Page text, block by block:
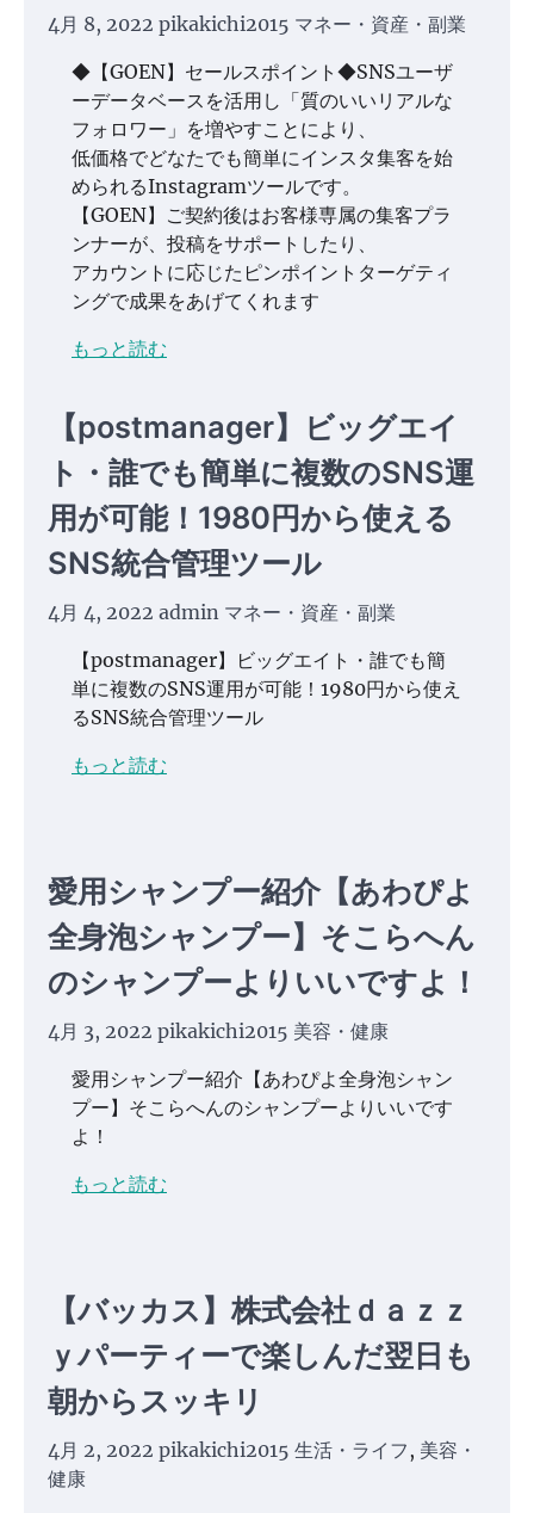
4月 8, 2022 pikakichi2015 マネー・資産・副業
◆【GOEN】セールスポイント◆SNSユーザ
ーデータベースを活用し「質のいいリアルな
フォロワー」を増やすことにより、
低価格でどなたでも簡単にインスタ集客を始
められるInstagramツールです。
【GOEN】ご契約後はお客様専属の集客プラ
ンナーが、投稿をサポートしたり、
アカウントに応じたピンポイントターゲティ
ングで成果をあげてくれます
もっと読む
【postmanager】ビッグエイ
ト・誰でも簡単に複数のSNS運
用が可能！1980円から使える
SNS統合管理ツール
4月 4, 2022 admin マネー・資産・副業
【postmanager】ビッグエイト・誰でも簡
単に複数のSNS運用が可能！1980円から使え
るSNS統合管理ツール
もっと読む
愛用シャンプー紹介【あわぴよ
全身泡シャンプー】そこらへん
のシャンプーよりいいですよ！
4月 3, 2022 pikakichi2015 美容・健康
愛用シャンプー紹介【あわぴよ全身泡シャン
プー】そこらへんのシャンプーよりいいです
よ！
もっと読む
【バッカス】株式会社ｄａｚｚ
ｙパーティーで楽しんだ翌日も
朝からスッキリ
4月 2, 2022 pikakichi2015 生活・ライフ , 美容・
健康